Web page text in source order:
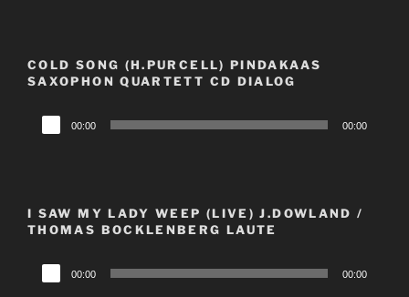
COLD SONG (H.PURCELL) PINDAKAAS
SAXOPHON QUARTETT CD DIALOG
Audio-
Player
00:00 00:00
I SAW MY LADY WEEP (LIVE) J.DOWLAND /
THOMAS BOCKLENBERG LAUTE
Audio-
Player
00:00 00:00